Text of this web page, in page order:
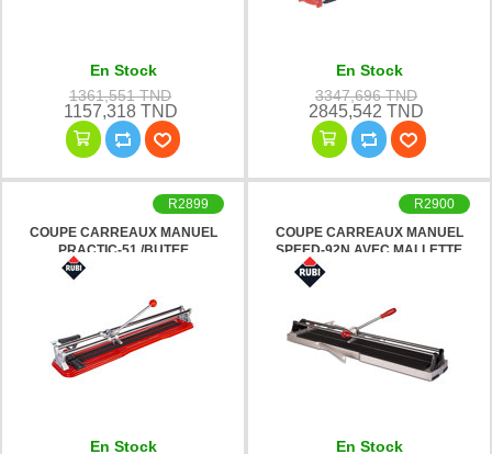
En Stock
1361,551 TND
1157,318 TND
En Stock
3347,696 TND
2845,542 TND
COUPE CARREAUX MANUEL
PRACTIC-51 /BUTEE
LATERALE & EQUERRE RUBI
R2899
En Stock
COUPE CARREAUX MANUEL
SPEED-92N AVEC MALLETTE
R2900
En Stock